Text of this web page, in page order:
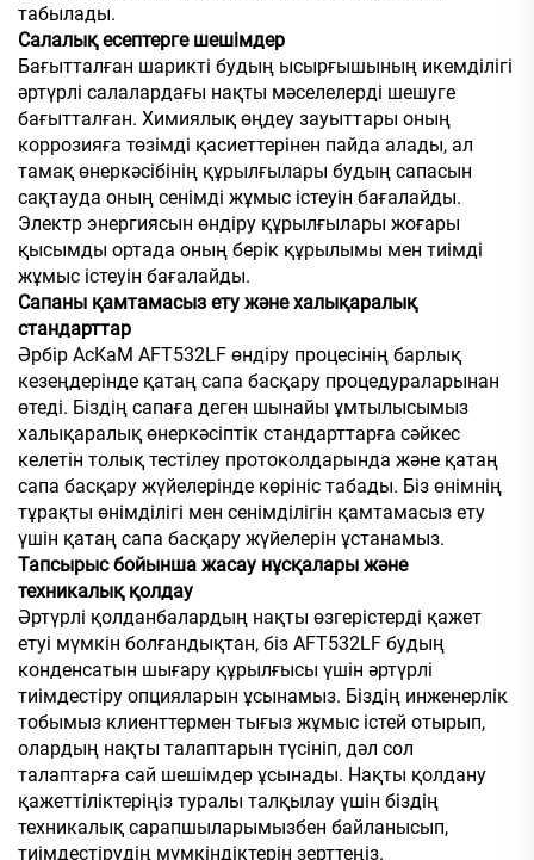
табылады.
Салалық есептерге шешімдер
Бағытталған шарикті будың ысырғышының икемділігі
әртүрлі салалардағы нақты мәселелерді шешуге
бағытталған. Химиялық өңдеу зауыттары оның
коррозияға төзімді қасиеттерінен пайда алады, ал
тамақ өнеркәсібінің құрылғылары будың сапасын
сақтауда оның сенімді жұмыс істеуін бағалайды.
Электр энергиясын өндіру құрылғылары жоғары
қысымды ортада оның берік құрылымы мен тиімді
жұмыс істеуін бағалайды.
Сапаны қамтамасыз ету және халықаралық
стандарттар
Әрбір AcKaM AFT532LF өндіру процесінің барлық
кезеңдерінде қатаң сапа басқару процедураларынан
өтеді. Біздің сапаға деген шынайы ұмтылысымыз
халықаралық өнеркәсіптік стандарттарға сәйкес
келетін толық тестілеу протоколдарында және қатаң
сапа басқару жүйелерінде көрініс табады. Біз өнімнің
тұрақты өнімділігі мен сенімділігін қамтамасыз ету
үшін қатаң сапа басқару жүйелерін ұстанамыз.
Тапсырыс бойынша жасау нұсқалары және
техникалық қолдау
Әртүрлі қолданбалардың нақты өзгерістерді қажет
етуі мүмкін болғандықтан, біз AFT532LF будың
конденсатын шығару құрылғысы үшін әртүрлі
тиімдестіру опцияларын ұсынамыз. Біздің инженерлік
тобымыз клиенттермен тығыз жұмыс істей отырып,
олардың нақты талаптарын түсініп, дәл сол
талаптарға сай шешімдер ұсынады. Нақты қолдану
қажеттіліктеріңіз туралы талқылау үшін біздің
техникалық сарапшыларымызбен байланысып,
тиімдестірудің мүмкіндіктерін зерттеңіз.